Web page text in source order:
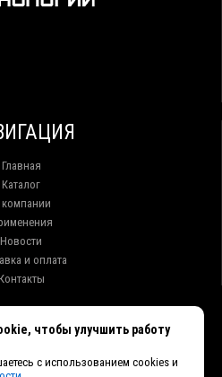
Главная
Каталог
Новости
и оплата
Контакты
93-27-93 - Отдел продаж
чтобы улучшить работу
с использованием cookies и